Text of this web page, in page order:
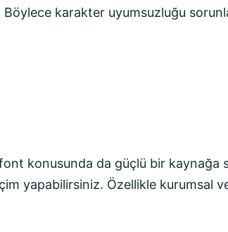
karakter uyumsuzluğu
konusunda da güçlü bir kaynağa
yapabilirsiniz. Özellikle kurumsal